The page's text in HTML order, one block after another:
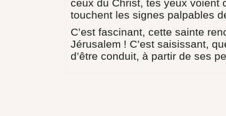
ceux du Christ, tes yeux voient
touchent les signes palpables
C’est fascinant, cette sainte
Jérusalem ! C’est saisissant,
d’être conduit, à partir de ses